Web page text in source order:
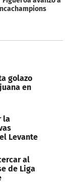
golazo
en
la
Levante
al
de Liga